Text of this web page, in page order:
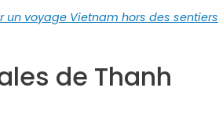
voyage Vietnam hors des sentiers
de Thanh